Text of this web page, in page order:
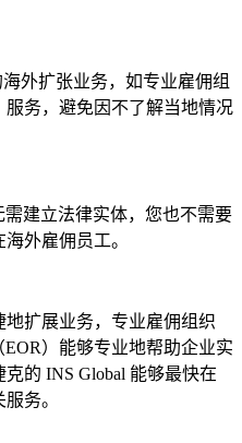
外扩张业务，如专业雇佣组
服务，避免因不了解当地情况
建立法律实体，您也不需要
外雇佣员工。
扩展业务，专业雇佣组织
EOR）能够专业地帮助企业实
的 INS Global 能够最快在
务。